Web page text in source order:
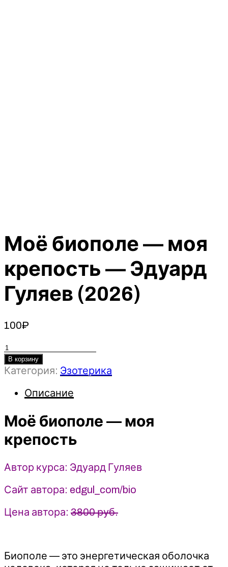
Моё биополе — моя
крепость — Эдуард
Гуляев (2026)
100₽
Количество
товара
Моё
крепость
Эдуард
(2026)
В корзину
Категория: Эзотерика
Описание
Моё биополе — моя
крепость
Автор курса: Эдуард Гуляев
Сайт автора: edgul_com/bio
Цена автора: 3800 руб.
Биополе — это энергетическая оболочка